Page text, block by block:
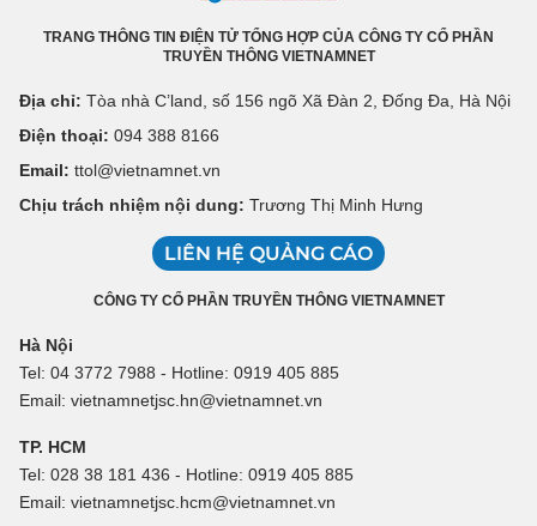
TRANG THÔNG TIN ĐIỆN TỬ TỔNG HỢP CỦA CÔNG TY CỔ PHẦN
TRUYỀN THÔNG VIETNAMNET
Địa chỉ: Tòa nhà C’land, số 156 ngõ Xã Đàn 2, Đống Đa, Hà Nội
Điện thoại: 094 388 8166
Email: ttol@vietnamnet.vn
Chịu trách nhiệm nội dung: Trương Thị Minh Hưng
LIÊN HỆ QUẢNG CÁO
CÔNG TY CỔ PHẦN TRUYỀN THÔNG VIETNAMNET
Hà Nội
Tel: 04 3772 7988 - Hotline: 0919 405 885
Email: vietnamnetjsc.hn@vietnamnet.vn
TP. HCM
Tel: 028 38 181 436 - Hotline: 0919 405 885
Email: vietnamnetjsc.hcm@vietnamnet.vn